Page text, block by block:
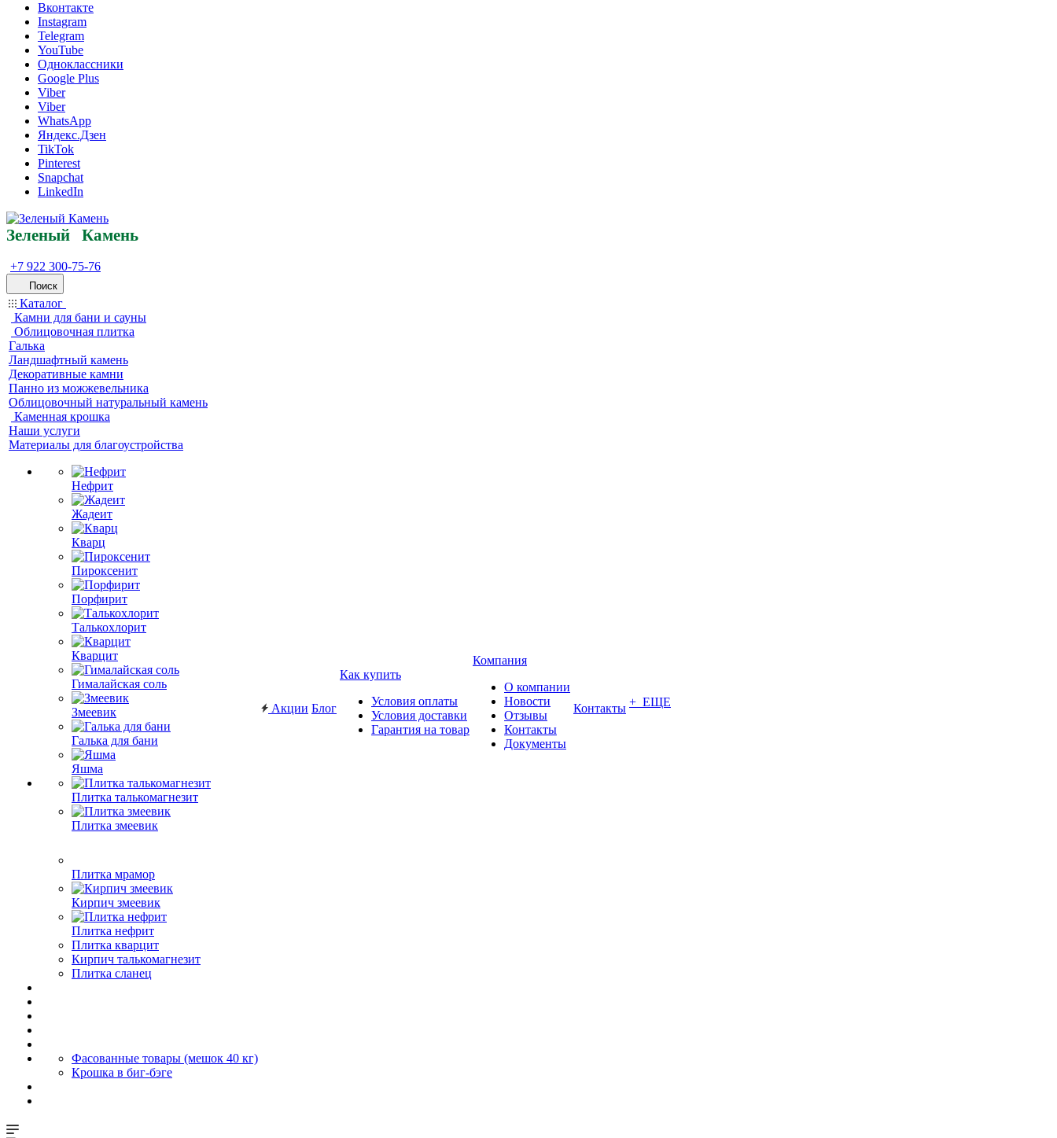
Вконтакте
Instagram
Telegram
YouTube
Одноклассники
Google Plus
Viber
Viber
WhatsApp
Яндекс.Дзен
TikTok
Pinterest
Snapchat
LinkedIn
Зеленый Камень
+7 922 300-75-76
Поиск
Каталог
Камни для бани и сауны
Облицовочная плитка
Галька
Ландшафтный камень
Декоративные камни
Панно из можжевельника
Облицовочный натуральный камень
Каменная крошка
Наши услуги
Материалы для благоустройства
Нефрит
Жадеит
Кварц
Пироксенит
Порфирит
Талькохлорит
Кварцит
Гималайская соль
Змеевик
Галька для бани
Яшма
Плитка талькомагнезит
Плитка змеевик
Плитка мрамор
Кирпич змеевик
Плитка нефрит
Плитка кварцит
Кирпич талькомагнезит
Плитка сланец
Фасованные товары (мешок 40 кг)
Крошка в биг-бэге
Акции Блог
Как купить
Условия оплаты
Условия доставки
Гарантия на товар
Компания
О компании
Новости
Отзывы
Контакты
Документы
Контакты + ЕЩЕ